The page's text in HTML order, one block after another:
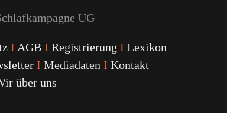
UG
I AGB I Registrierung I Lexikon
I Mediadaten I Kontakt
über uns